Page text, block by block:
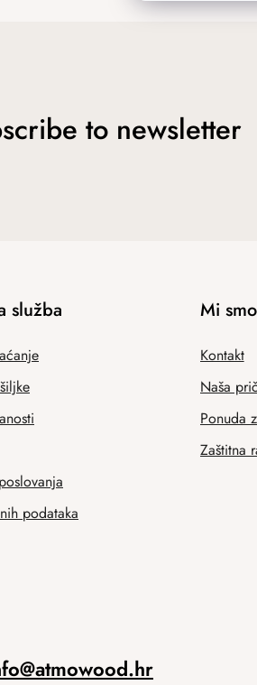
to newsletter
služba
podataka
Mi
Kontakt
Naša
Ponuda
Zaštitna
@atmowood.hr